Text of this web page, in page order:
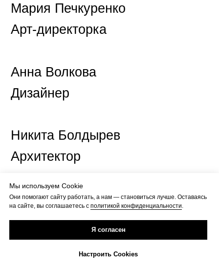
Мы используем Cookie
Они помогают сайту работать, а нам — становиться лучше. Оставаясь
на сайте, вы соглашаетесь с политикой конфиденциальности.
Я согласен
Настроить Cookies
Мария Печкуренко
Арт-директорка
Анна Волкова
Дизайнер
Никита Болдырев
Архитектор
Команда
Пан Круассан